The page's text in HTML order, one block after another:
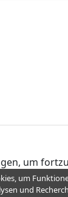
um
um
und